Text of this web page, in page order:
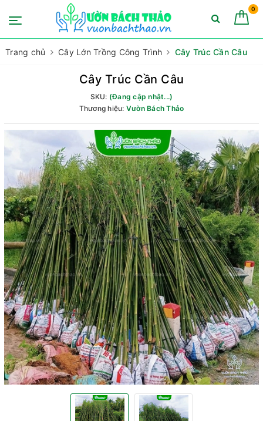
0
Trang chủ Cây Lớn Trồng Công Trình Cây Trúc Cần Câu
Cây Trúc Cần Câu
SKU: (Đang cập nhật...)
Thương hiệu: Vườn Bách Thảo